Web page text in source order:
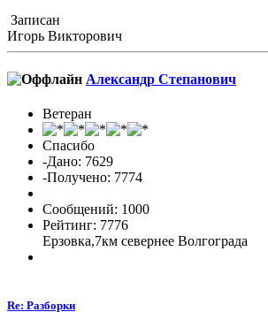
Записан
Игорь Викторович
Александр Cтепанович
Ветеран
Спасибо
-Дано: 7629
-Получено: 7774
Сообщений: 1000
Рейтинг: 7776
Ерзовка,7км севернее Волгограда
Re: Разборки